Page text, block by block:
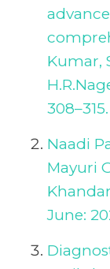
Kumar,
Naadi
Mayuri
June: